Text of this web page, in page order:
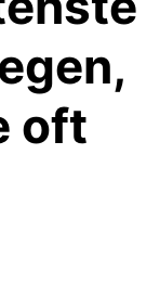
oft